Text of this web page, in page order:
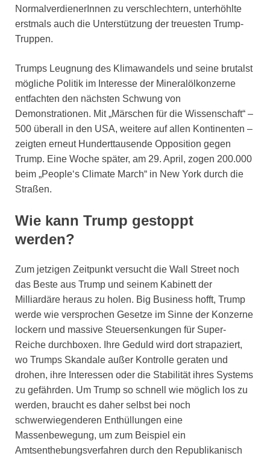
NormalverdienerInnen zu verschlechtern, unterhöhlte
erstmals auch die Unterstützung der treuesten Trump-
Truppen.
Trumps Leugnung des Klimawandels und seine brutalst
mögliche Politik im Interesse der Mineralölkonzerne
entfachten den nächsten Schwung von
Demonstrationen. Mit „Märschen für die Wissenschaft“ –
500 überall in den USA, weitere auf allen Kontinenten –
zeigten erneut Hunderttausende Opposition gegen
Trump. Eine Woche später, am 29. April, zogen 200.000
beim „People‘s Climate March“ in New York durch die
Straßen.
Wie kann Trump gestoppt
werden?
Zum jetzigen Zeitpunkt versucht die Wall Street noch
das Beste aus Trump und seinem Kabinett der
Milliardäre heraus zu holen. Big Business hofft, Trump
werde wie versprochen Gesetze im Sinne der Konzerne
lockern und massive Steuersenkungen für Super-
Reiche durchboxen. Ihre Geduld wird dort strapaziert,
wo Trumps Skandale außer Kontrolle geraten und
drohen, ihre Interessen oder die Stabilität ihres Systems
zu gefährden. Um Trump so schnell wie möglich los zu
werden, braucht es daher selbst bei noch
schwerwiegenderen Enthüllungen eine
Massenbewegung, um zum Beispiel ein
Amtsenthebungsverfahren durch den Republikanisch